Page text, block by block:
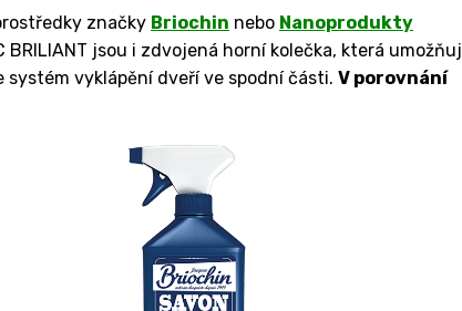
značky Briochin nebo Nanoprodukty
jsou i zdvojená horní kolečka, která
vyklápění dveří ve spodní části. V porovnání